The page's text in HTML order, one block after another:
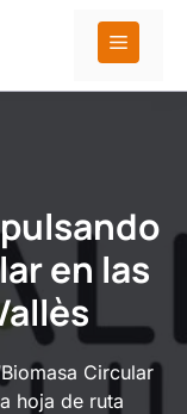
en las
Circular
hoja de ruta